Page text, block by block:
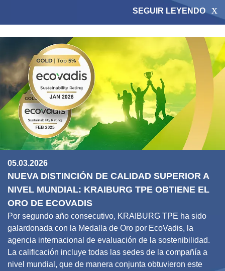
SEGUIR LEYENDO
05.03.2026
NUEVA DISTINCIÓN DE CALIDAD SUPERIOR A
NIVEL MUNDIAL: KRAIBURG TPE OBTIENE EL
ORO DE ECOVADIS
Por segundo año consecutivo, KRAIBURG TPE ha sido
galardonada con la Medalla de Oro por EcoVadis, la
agencia internacional de evaluación de la sostenibilidad.
La calificación incluye todas las sedes de la compañía a
nivel mundial, que de manera conjunta obtuvieron este